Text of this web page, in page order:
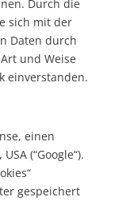
Durch die
sich mit der
Daten durch
und Weise
einverstanden.
einen
(“Google“).
gespeichert